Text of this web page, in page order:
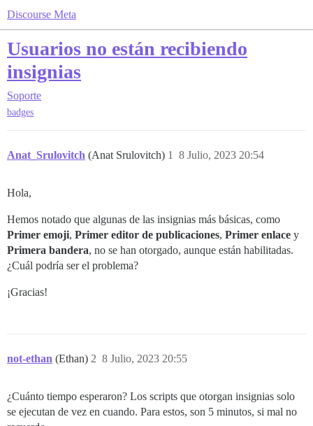
Discourse Meta
Usuarios no están recibiendo
insignias
Soporte
badges
Anat_Srulovitch (Anat Srulovitch) 8 Julio, 2023 20:54
1
Hola,
Hemos notado que algunas de las insignias más básicas, como
Primer emoji, Primer editor de publicaciones, Primer enlace y
Primera bandera, no se han otorgado, aunque están habilitadas.
¿Cuál podría ser el problema?
¡Gracias!
not-ethan (Ethan) 8 Julio, 2023 20:55
2
¿Cuánto tiempo esperaron? Los scripts que otorgan insignias solo
se ejecutan de vez en cuando. Para estos, son 5 minutos, si mal no